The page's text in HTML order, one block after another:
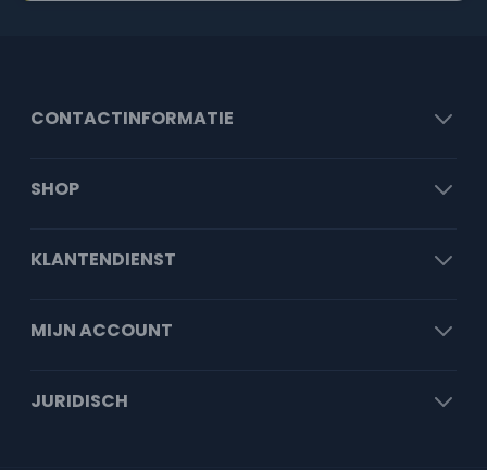
CONTACTINFORMATIE
SHOP
KLANTENDIENST
MIJN ACCOUNT
JURIDISCH